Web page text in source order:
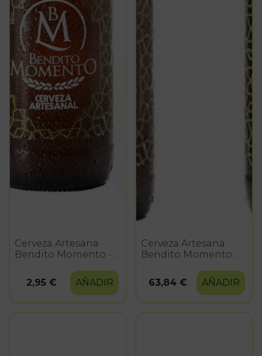
Cerveza Artesana
Bendito Momento -
2,95 €
AÑADIR
Cerveza Artesana
Bendito Momento
de 33 cl.
63,84 € AÑADIR